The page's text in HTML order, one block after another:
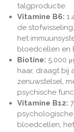
talgproductie
Vitamine B6:
de
het i
bloedcellen en
Biotine: 5.000
haar, draagt ​​bij
zenuwstelsel,
psychische
Vitamine B12:
bloedcellen,